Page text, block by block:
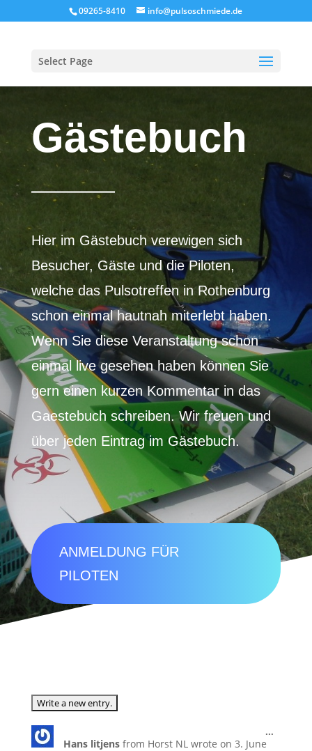
09265-8410 info@pulsoschmiede.de
Select Page
Gästebuch
Hier im Gästebuch verewigen sich
Besucher, Gäste und die Piloten,
welche das Pulsotreffen in Rothenburg
schon einmal hautnah miterlebt haben.
Wenn Sie diese Veranstaltung schon
einmal live gesehen haben können Sie
gern einen kurzen Kommentar in das
Gaestebuch schreiben. Wir freuen und
über jeden Eintrag im Gästebuch.
ANMELDUNG FÜR
PILOTEN
Hans litjens from Horst NL wrote on 3. June
...